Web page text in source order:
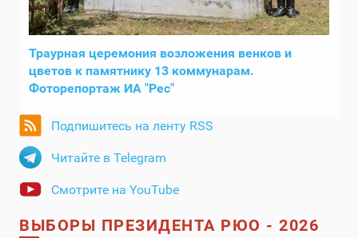
Траурная церемония возложения венков и
цветов к памятнику 13 коммунарам.
Фоторепортаж ИА "Рес"
Подпишитесь на ленту RSS
Читайте в Telegram
Смотрите на YouTube
ВЫБОРЫ ПРЕЗИДЕНТА РЮО - 2026